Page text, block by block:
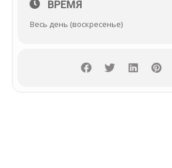
ВРЕМЯ
Весь день (воскресенье)